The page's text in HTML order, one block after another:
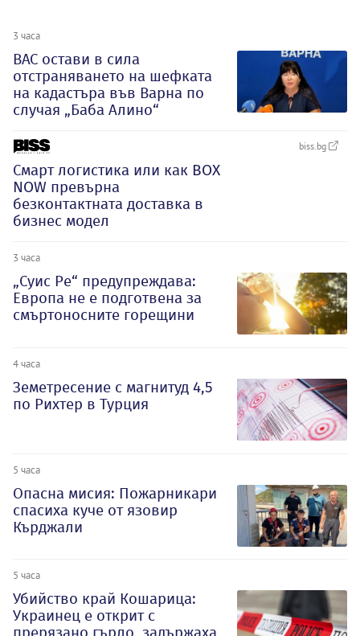
3 часа
ВАС остави в сила
отстраняването на шефката
на кадастъра във Варна по
случая „Баба Алино“
biss.bg
Смарт логистика или как BOX
NOW превърна
безконтактната доставка в
бизнес модел
3 часа
„Суис Ре“ предупреждава:
Европа не е подготвена за
смъртоносните горещини
4 часа
Земетресение с магнитуд 4,5
по Рихтер в Турция
5 часа
Опасна мисия: Пожарникари
спасиха куче от язовир
Кърджали
5 часа
Убийство край Кошарица:
Украинец е открит с